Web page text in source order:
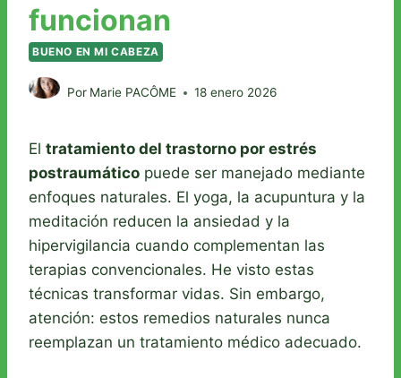
funcionan
BUENO EN MI CABEZA
Por Marie PACÔME 18 enero 2026
El tratamiento del trastorno por estrés
postraumático puede ser manejado mediante
enfoques naturales. El yoga, la acupuntura y la
meditación reducen la ansiedad y la
hipervigilancia cuando complementan las
terapias convencionales. He visto estas
técnicas transformar vidas. Sin embargo,
atención: estos remedios naturales nunca
reemplazan un tratamiento médico adecuado.